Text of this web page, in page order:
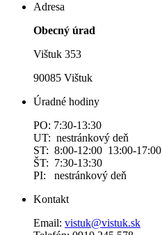
Adresa
Obecný úrad
Vištuk 353
90085 Vištuk
Úradné hodiny
PO: 7:30-13:30
UT: nestránkový deň
ST: 8:00-12:00 13:00-17:00
ŠT: 7:30-13:30
PI: nestránkový deň
Kontakt
Email: vistuk@vistuk.sk